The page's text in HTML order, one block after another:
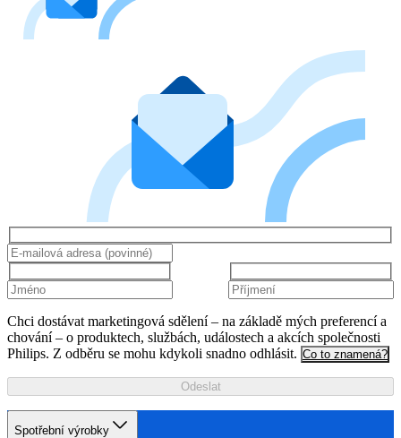
Chci dostávat marketingová sdělení – na základě mých preferencí a
chování – o produktech, službách, událostech a akcích společnosti
Philips. Z odběru se mohu kdykoli snadno odhlásit. Co to znamená?
Odeslat
Spotřební výrobky